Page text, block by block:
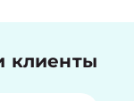
клиенты